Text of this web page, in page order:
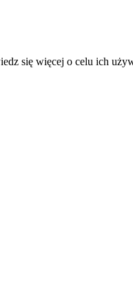
się więcej o celu ich